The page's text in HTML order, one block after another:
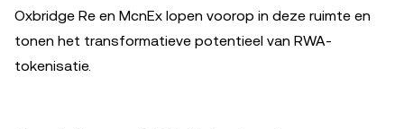
Oxbridge Re en McnEx lopen voorop in deze ruimte en
tonen het transformatieve potentieel van RWA-
tokenisatie.